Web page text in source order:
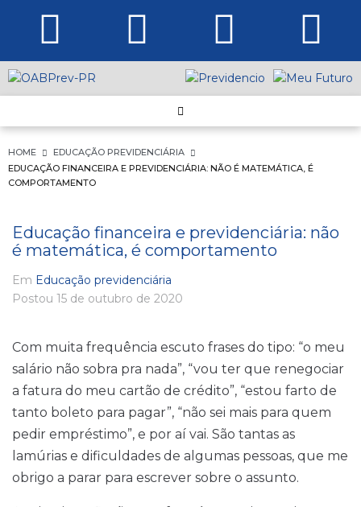
HOME
EDUCAÇÃO PREVIDENCIÁRIA
EDUCAÇÃO FINANCEIRA E PREVIDENCIÁRIA: NÃO É MATEMÁTICA, É
COMPORTAMENTO
Educação financeira e previdenciária: não
é matemática, é comportamento
Em Educação previdenciária
Postou 15 de outubro de 2020
Com muita frequência escuto frases do tipo: “o meu
salário não sobra pra nada”, “vou ter que renegociar
a fatura do meu cartão de crédito”, “estou farto de
tanto boleto para pagar”, “não sei mais para quem
pedir empréstimo”, e por aí vai. São tantas as
lamúrias e dificuldades de algumas pessoas, que me
obrigo a parar para escrever sobre o assunto.